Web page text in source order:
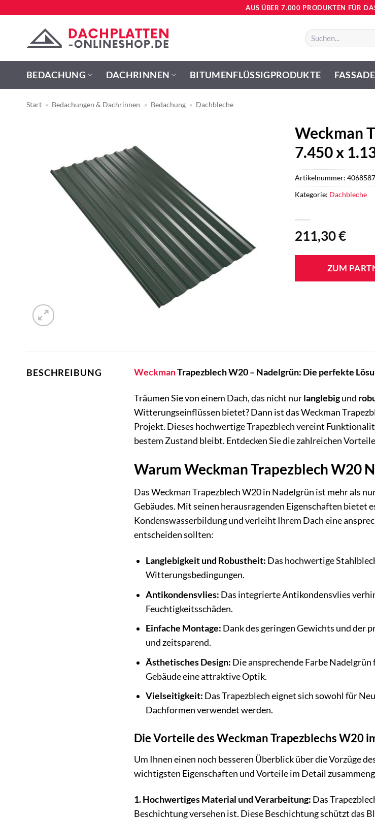
AUS ÜBER 7.000 PRODUKTEN FÜR
Suchen
nach:
BEDACHUNG DACHRINNEN BITUMENFLÜSSIGPRODUKTE
Start » Bedachungen & Dachrinnen » Bedachung » Dachbleche
Weckman
7.450 x
211,30€
ZUM
Artikelnummer:
Kategorie: Dachbleche
BESCHREIBUNG WeckmanTrapezblech W20 – Nadelgrün: Die perfekte
Träumen Sie von einem Dach, das nicht nurlanglebigund
Witterungseinflüssen bietet? Dann ist das Weckman
Projekt. Dieses hochwertige Trapezblech vereint
bestem Zustand bleibt. Entdecken Sie die zahlreichen
Warum Weckman Trapezblech W20
Das Weckman Trapezblech W20 in Nadelgrün ist mehr als
Gebäudes. Mit seinen herausragenden Eigenschaften
Kondenswasserbildung und verleiht Ihrem Dach eine
entscheiden sollten:
Langlebigkeit und Robustheit: Das hochwertige
Witterungsbedingungen.
Antikondensvlies: Das integrierte Antikondensvlies
Feuchtigkeitsschäden.
Einfache Montage: Dank des geringen Gewichts und der
und zeitsparend.
Ästhetisches Design: Die ansprechende Farbe
Gebäude eine attraktive Optik.
Vielseitigkeit: Das Trapezblech eignet sich sowohl für
Dachformen verwendet werden.
Die Vorteile des Weckman Trapezblechs W20
Um Ihnen einen noch besseren Überblick über die Vorzüge
wichtigsten Eigenschaften und Vorteile im Detail
1. Hochwertiges Material und Verarbeitung: Das
Beschichtung versehen ist. Diese Beschichtung schützt das